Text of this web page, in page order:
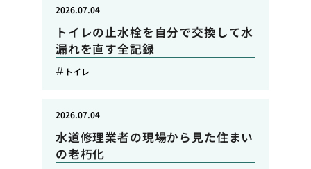
トイレの止水栓を自分で交換して水
漏れを直す全記録
2026.07.04
トイレ
水道修理業者の現場から見た住まい
の老朽化
2026.07.04